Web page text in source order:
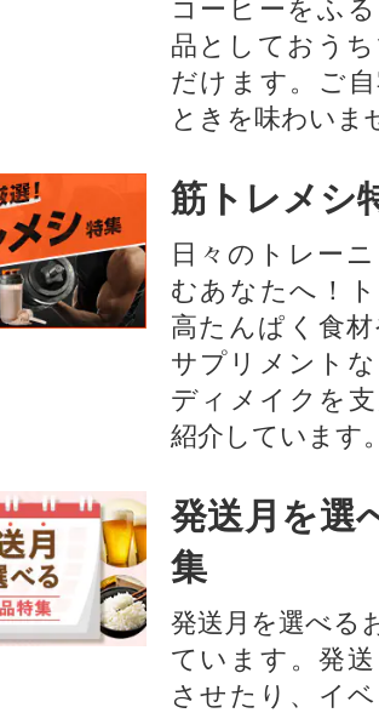
コーヒーをふ
品としておう
だけます。ご
ときを味わいま
筋トレメシ
日々のトレー
むあなたへ！
高たんぱく食
サプリメント
ディメイクを
紹介しています
発送月を選
集
発送月を選べる
ています。発
させたり、イ